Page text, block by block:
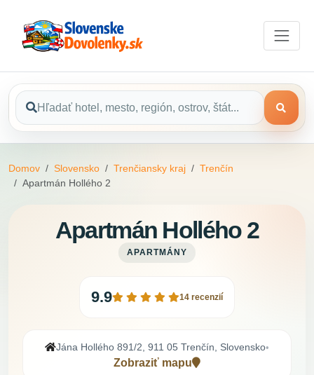
Domov Slovensko Trenčiansky kraj
Trenčín
Apartmán Hollého 2
Apartmán Hollého 2
APARTMÁNY
9.9 14 recenzií
Jána Hollého 891/2, 911 05 Trenčín, Slovensko•
Zobraziť mapu